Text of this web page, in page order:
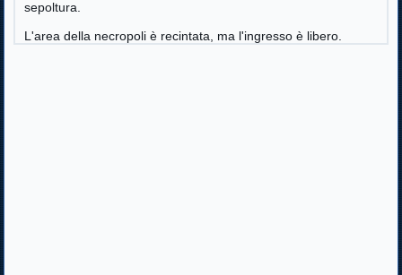
sepoltura.
L'area della necropoli è recintata, ma l'ingresso è libero.